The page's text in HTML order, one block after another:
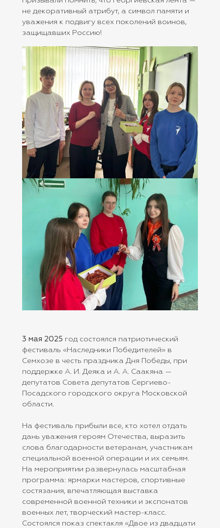
не декоративный атрибут, а символ памяти и
уважения к подвигу всех поколений воинов,
защищавших Россию!
3 мая 2025 год состоялся патриотический
фестиваль «Наследники Победителей» в
Семхозе в честь праздника Дня Победы, при
поддержке А. И. Деяка и А. А. Саакяна —
депутатов Совета депутатов Сергиево-
Посадского городского округа Московской
области.
На фестиваль прибыли все, кто хотел отдать
дань уважения героям Отечества, выразить
слова благодарности ветеранам, участникам
специальной военной операции и их семьям.
На мероприятии развернулась масштабная
программа: ярмарки мастеров, спортивные
состязания, впечатляющая выставка
современной военной техники и экспонатов
военных лет, творческий мастер-класс.
Состоялся показ спектакля «Двое из двадцати